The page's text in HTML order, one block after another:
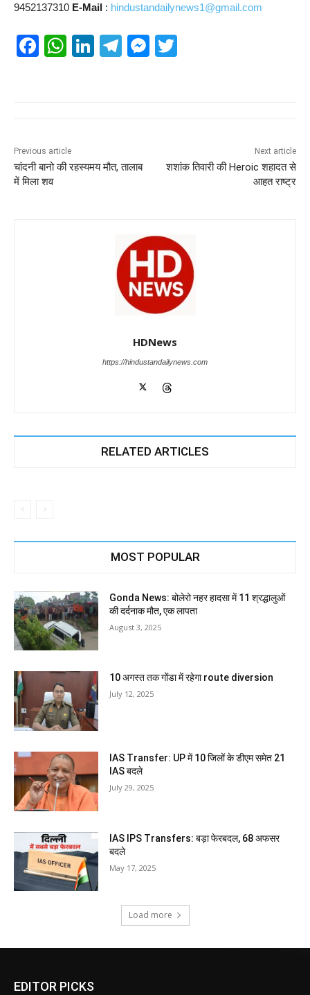
9452137310 E-Mail : hindustandailynews1@gmail.com
F
o
o
W
p
p
Li
T
M
er
Previous article
चांदनी बानो की रहस्यमय मौत, तालाब
में मिला शव
Next article
शशांक तिवारी की Heroic शहादत से
आहत राष्ट्र
HDNews
https://hindustandailynews.com
RELATED ARTICLES
MOST POPULAR
Gonda News: बोलेरो नहर हादसा में 11 श्रद्धालुओं
की दर्दनाक मौत, एक लापता
August 3, 2025
10 अगस्त तक गोंडा में रहेगा route diversion
July 12, 2025
IAS Transfer: UP में 10 जिलों के डीएम समेत 21
IAS बदले
July 29, 2025
IAS IPS Transfers: बड़ा फेरबदल, 68 अफसर
बदले
May 17, 2025
Load more
EDITOR PICKS